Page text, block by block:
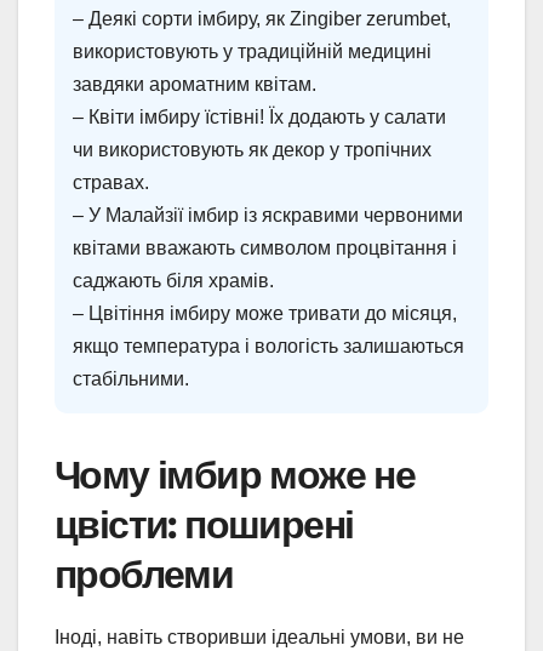
– Деякі сорти імбиру, як Zingiber zerumbet,
використовують у традиційній медицині
завдяки ароматним квітам.
– Квіти імбиру їстівні! Їх додають у салати
чи використовують як декор у тропічних
стравах.
– У Малайзії імбир із яскравими червоними
квітами вважають символом процвітання і
саджають біля храмів.
– Цвітіння імбиру може тривати до місяця,
якщо температура і вологість залишаються
стабільними.
Чому імбир може не
цвісти: поширені
проблеми
Іноді, навіть створивши ідеальні умови, ви не